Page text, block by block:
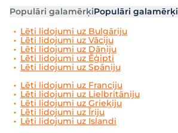
Populāri galamērķiPopulāri galamērķi
Lēti lidojumi uz Bulgāriju
Lēti lidojumi uz Vāciju
Lēti lidojumi uz Dāniju
Lēti lidojumi uz Ēģipti
Lēti lidojumi uz Spāniju
Lēti lidojumi uz Franciju
Lēti lidojumi uz Lielbritāniju
Lēti lidojumi uz Grieķiju
Lēti lidojumi uz Īriju
Lēti lidojumi uz Islandi